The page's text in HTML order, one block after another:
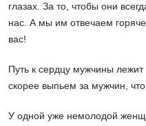
глазах. За то, чтобы они
нас. А мы им отвечаем
вас!
Путь к сердцу мужчины лежит
скорее выпьем за мужчин,
У одной уже немолодой